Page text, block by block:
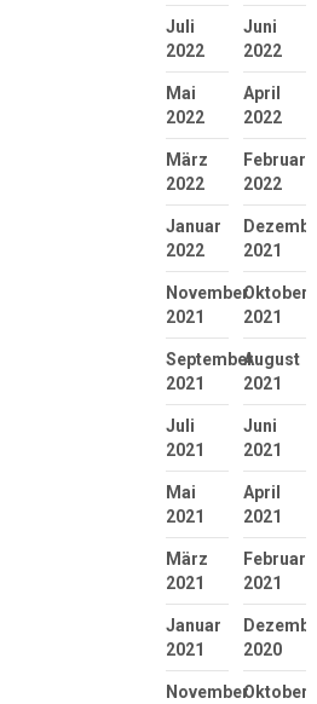
Juli
2022
Juni
2022
Mai
2022
April
2022
März
2022
Februar
2022
Januar
2022
2021
November
2021
Oktober
2021
September
2021
August
2021
Juli
2021
Juni
2021
Mai
2021
April
2021
März
2021
Februar
2021
Januar
2021
2020
NovemberOktober